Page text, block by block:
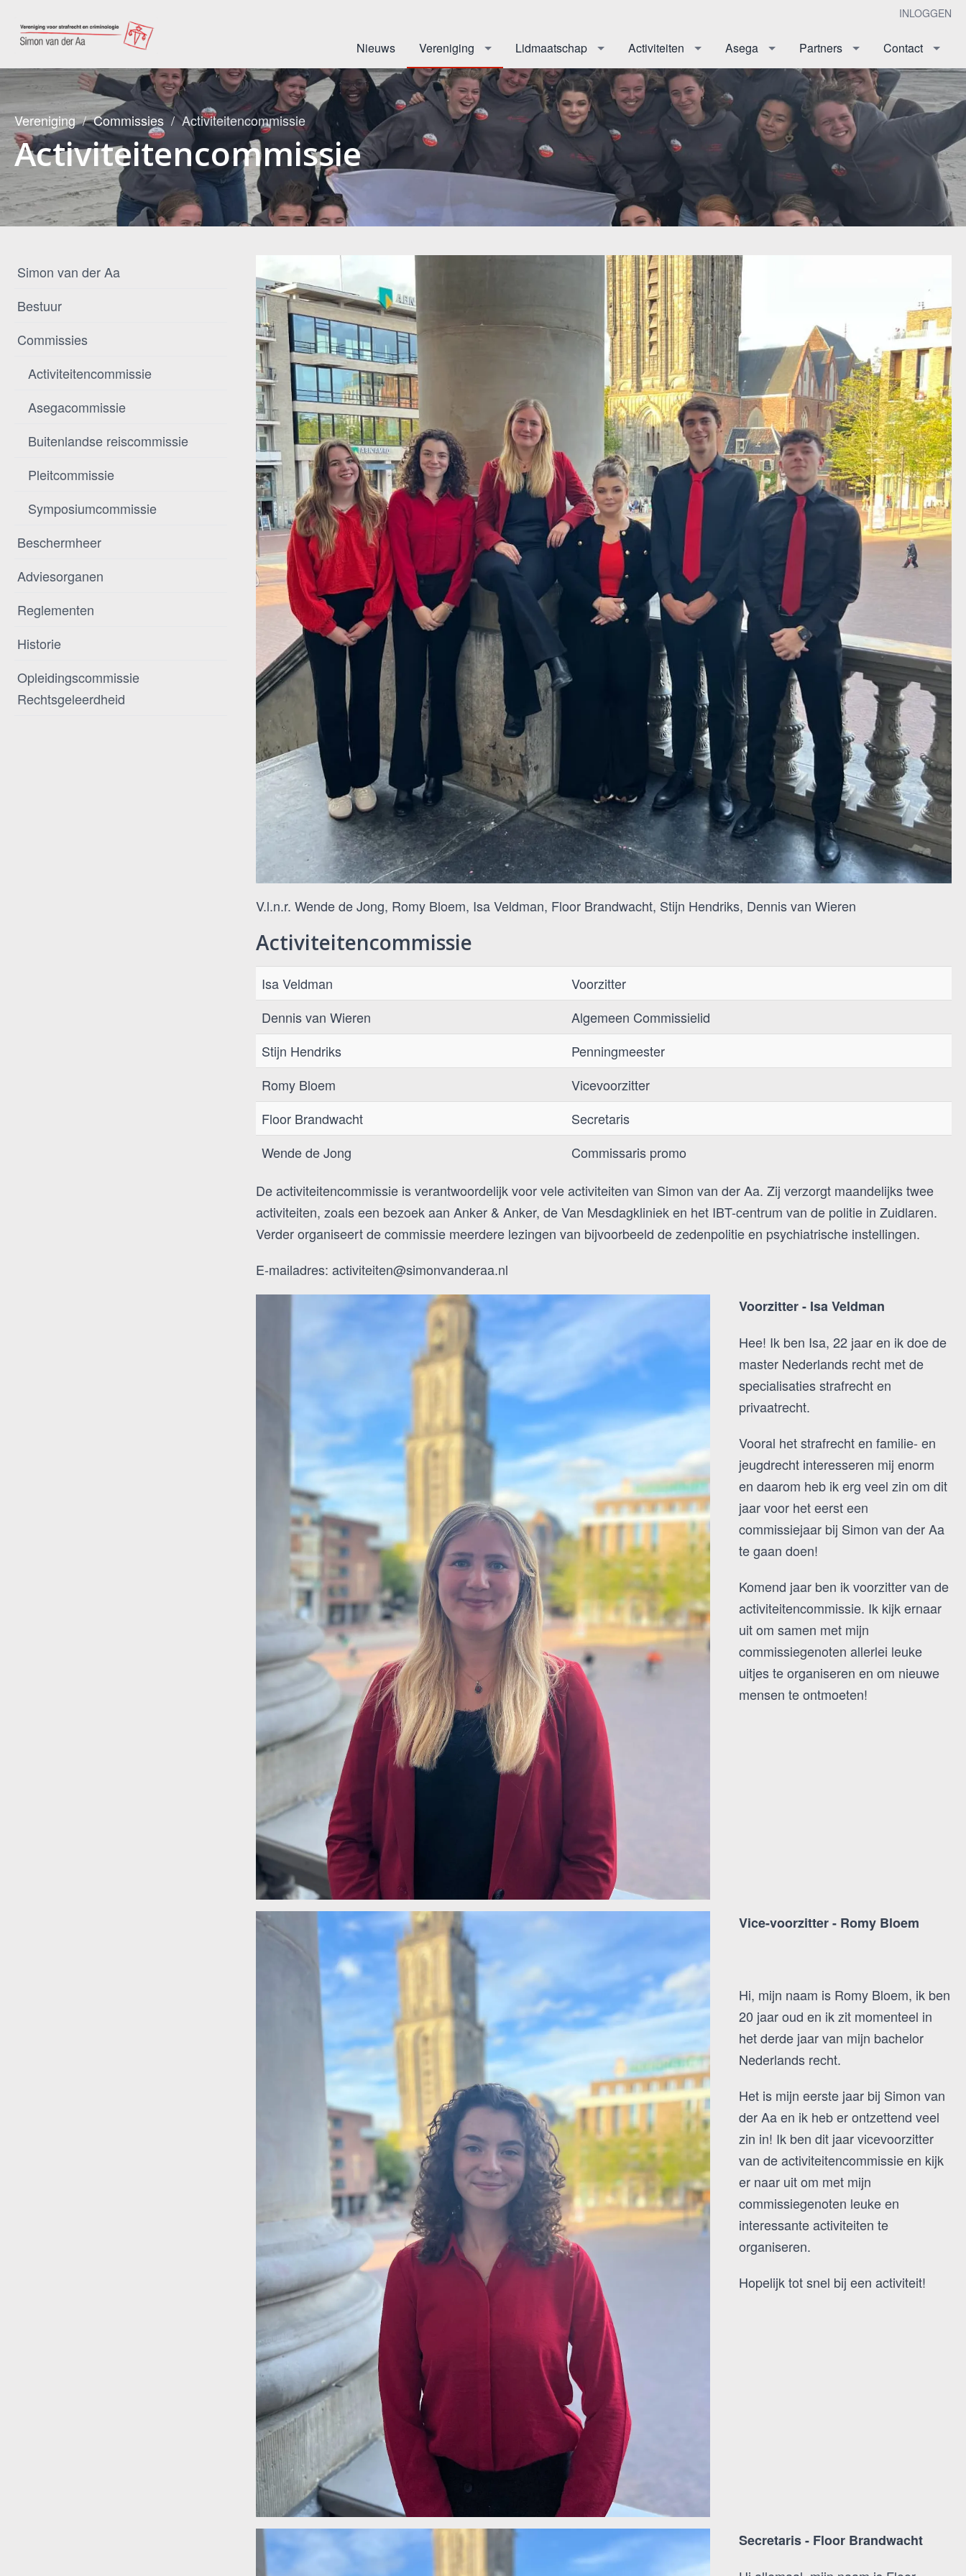
INLOGGEN
Nieuws Vereniging Lidmaatschap Activiteiten Asega Partners Contact
Vereniging Commissies Activiteitencommissie
Activiteitencommissie
Simon van der Aa
Bestuur
Commissies
Activiteitencommissie
Asegacommissie
Buitenlandse reiscommissie
Pleitcommissie
Symposiumcommissie
Beschermheer
Adviesorganen
Reglementen
Historie
Opleidingscommissie
Rechtsgeleerdheid
V.l.n.r. Wende de Jong, Romy Bloem, Isa Veldman, Floor Brandwacht, Stijn Hendriks, Dennis van Wieren
Activiteitencommissie
Isa Veldman
Voorzitter
Dennis van Wieren
Algemeen Commissielid
Stijn Hendriks
Penningmeester
Romy Bloem
Vicevoorzitter
Floor Brandwacht
Secretaris
Wende de Jong
Commissaris promo
De activiteitencommissie is verantwoordelijk voor vele activiteiten van Simon van der Aa. Zij verzorgt maandelijks twee
activiteiten, zoals een bezoek aan Anker & Anker, de Van Mesdagkliniek en het IBT-centrum van de politie in Zuidlaren.
Verder organiseert de commissie meerdere lezingen van bijvoorbeeld de zedenpolitie en psychiatrische instellingen.
E-mailadres: activiteiten@simonvanderaa.nl
Voorzitter - Isa Veldman
Hee! Ik ben Isa, 22 jaar en ik doe de
master Nederlands recht met de
specialisaties strafrecht en
privaatrecht.
Vooral het strafrecht en familie- en
jeugdrecht interesseren mij enorm
en daarom heb ik erg veel zin om dit
jaar voor het eerst een
commissiejaar bij Simon van der Aa
te gaan doen!
Komend jaar ben ik voorzitter van de
activiteitencommissie. Ik kijk ernaar
uit om samen met mijn
commissiegenoten allerlei leuke
uitjes te organiseren en om nieuwe
mensen te ontmoeten!
Vice-voorzitter - Romy Bloem
Hi, mijn naam is Romy Bloem, ik ben
20 jaar oud en ik zit momenteel in
het derde jaar van mijn bachelor
Nederlands recht.
Het is mijn eerste jaar bij Simon van
der Aa en ik heb er ontzettend veel
zin in! Ik ben dit jaar vicevoorzitter
van de activiteitencommissie en kijk
er naar uit om met mijn
commissiegenoten leuke en
interessante activiteiten te
organiseren.
Hopelijk tot snel bij een activiteit!
Secretaris - Floor Brandwacht